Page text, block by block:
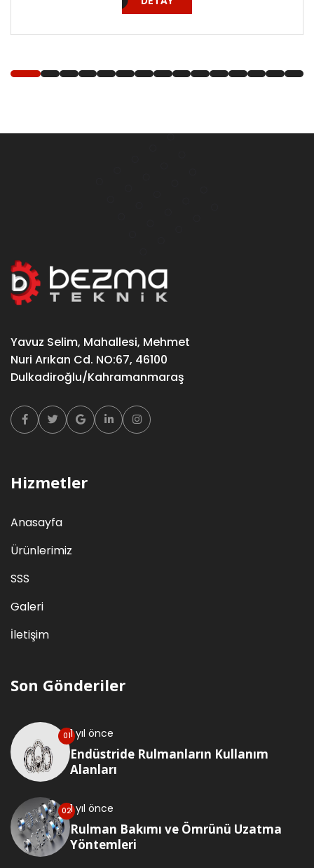
Yavuz Selim, Mahallesi, Mehmet
Nuri Arıkan Cd. NO:67, 46100
Dulkadiroğlu/Kahramanmaraş
Facebook
TwitterGoogleLinkedinInstagram
Hizmetler
Anasayfa
Ürünlerimiz
SSS
Galeri
İletişim
Son Gönderiler
1 yıl önce
Endüstride Rulmanların Kullanım
Alanları
1 yıl önce
Rulman Bakımı ve Ömrünü Uzatma
Yöntemleri